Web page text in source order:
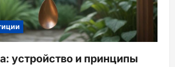
устройство и принципы